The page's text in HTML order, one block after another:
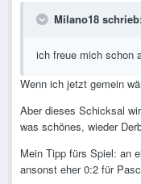
Milano18
ich freue mich schon
Wenn ich jetzt gemein
Aber dieses Schicksal
was schönes, wieder
Mein Tipp fürs Spiel: an
ansonst eher 0:2 für